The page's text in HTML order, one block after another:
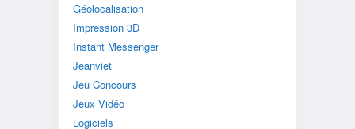
Géolocalisation
Impression 3D
Instant Messenger
Jeanviet
Jeu Concours
Jeux Vidéo
Logiciels